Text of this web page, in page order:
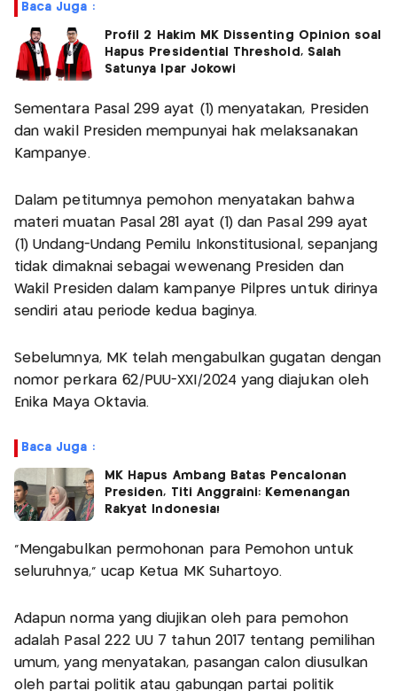
Baca Juga :
Profil 2 Hakim MK Dissenting Opinion soal
Hapus Presidential Threshold, Salah
Satunya Ipar Jokowi
Sementara Pasal 299 ayat (1) menyatakan, Presiden
dan wakil Presiden mempunyai hak melaksanakan
Kampanye.
Dalam petitumnya pemohon menyatakan bahwa
materi muatan Pasal 281 ayat (1) dan Pasal 299 ayat
(1) Undang-Undang Pemilu Inkonstitusional, sepanjang
tidak dimaknai sebagai wewenang Presiden dan
Wakil Presiden dalam kampanye Pilpres untuk dirinya
sendiri atau periode kedua baginya.
Sebelumnya, MK telah mengabulkan gugatan dengan
nomor perkara 62/PUU-XXI/2024 yang diajukan oleh
Enika Maya Oktavia.
Baca Juga :
MK Hapus Ambang Batas Pencalonan
Presiden, Titi Anggraini: Kemenangan
Rakyat Indonesia!
"Mengabulkan permohonan para Pemohon untuk
seluruhnya," ucap Ketua MK Suhartoyo.
Adapun norma yang diujikan oleh para pemohon
adalah Pasal 222 UU 7 tahun 2017 tentang pemilihan
umum, yang menyatakan, pasangan calon diusulkan
oleh partai politik atau gabungan partai politik